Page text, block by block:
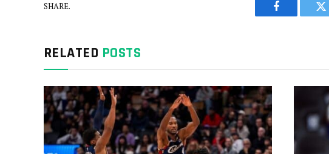
SHARE.
Facebook
RELATED POSTS